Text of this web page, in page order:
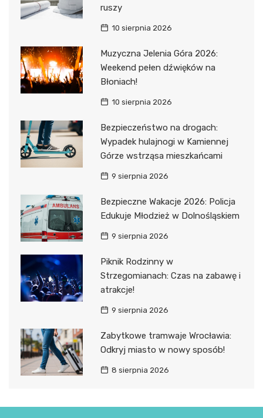
ruszy
10 sierpnia 2026
Muzyczna Jelenia Góra 2026:
Weekend pełen dźwięków na
Błoniach!
10 sierpnia 2026
Bezpieczeństwo na drogach:
Wypadek hulajnogi w Kamiennej
Górze wstrząsa mieszkańcami
9 sierpnia 2026
Bezpieczne Wakacje 2026: Policja
Edukuje Młodzież w Dolnośląskiem
9 sierpnia 2026
Piknik Rodzinny w
Strzegomianach: Czas na zabawę i
atrakcje!
9 sierpnia 2026
Zabytkowe tramwaje Wrocławia:
Odkryj miasto w nowy sposób!
8 sierpnia 2026